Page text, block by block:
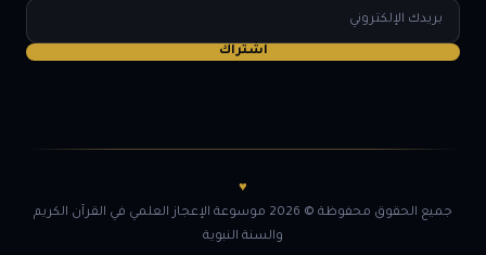
البريد
الإلكتروني
اشتراك
جميع الحقوق محفوظة © 2026 موسوعة الإعجاز العلمي في القرآن الكريم
والسنة النبوية